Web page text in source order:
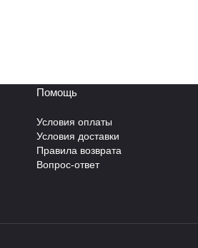
Помощь
Условия оплаты
Условия доставки
Правила возврата
Вопрос-ответ